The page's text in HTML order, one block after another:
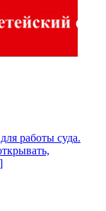
работы суда.